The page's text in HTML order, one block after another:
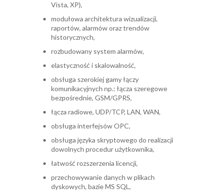
Vista, XP),
modułowa architektura wizualizacji,
raportów, alarmów oraz trendów
historycznych,
rozbudowany system alarmów,
elastyczność i skalowalność,
obsługa szerokiej gamy łączy
komunikacyjnych np.: łącza szeregowe
bezpośrednie, GSM/GPRS,
łącza radiowe, UDP/TCP, LAN, WAN,
obsługa interfejsów OPC,
obsługa języka skryptowego do realizacji
dowolnych procedur użytkownika,
łatwość rozszerzenia licencji,
przechowywanie danych w plikach
dyskowych, bazie MS SQL,